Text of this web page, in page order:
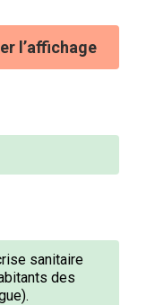
l’affichage
sanitaire
des